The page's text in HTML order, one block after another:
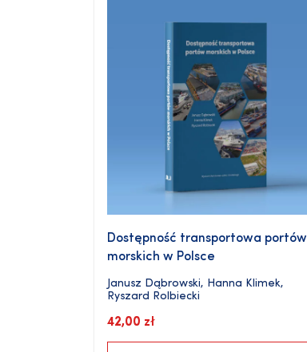
Dostępność transportowa portów
morskich w Polsce
Janusz Dąbrowski, Hanna Klimek,
Ryszard Rolbiecki
42,00 zł